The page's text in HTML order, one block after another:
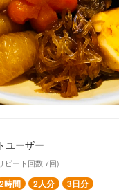
で、苦手なものだけ伝
お料理をプロの手際
！
ユーザー
ピート回数 7回)
2時間 2人分 3日分